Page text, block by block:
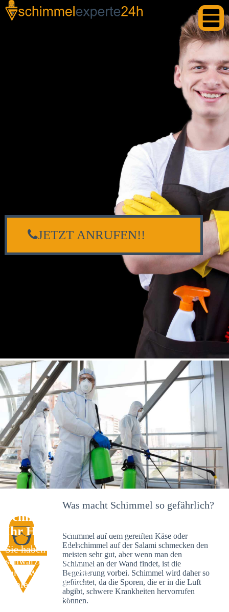
Schimmelexperte in Metzingen –
Ihr Helfer an Ort und Stelle
Sie haben kürzlich
schwarze Flecken an
Ihrer Wand entdeckt?
Schlechte Nachrichten:
Sie haben einen
JETZT ANRUFEN!!
Was macht Schimmel so gefährlich?
Schimmel auf dem gereiften Käse oder
Edelschimmel auf der Salami schmecken den
meisten sehr gut, aber wenn man den
Schimmel an der Wand findet, ist die
Begeisterung vorbei. Schimmel wird daher so
gefürchtet, da die Sporen, die er in die Luft
abgibt, schwere Krankheiten hervorrufen
können.